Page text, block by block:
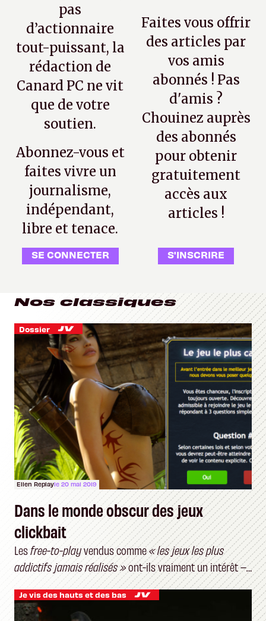
pas
d’actionnaire
tout-puissant, la
rédaction de
Canard PC ne vit
que de votre
soutien.
Abonnez-vous et
faites vivre un
journalisme,
indépendant,
libre et tenace.
SE CONNECTER
Faites vous offrir
des articles par
vos amis
abonnés ! Pas
d'amis ?
Chouinez auprès
des abonnés
pour obtenir
gratuitement
accès aux
articles !
S'INSCRIRE
Nos classiques
Dossier
Ellen Replayle 20 mai 2019
Dans le monde obscur des jeux
clickbait
Lesfree-to-playvendus comme« les jeux les plus
addictifs jamais réalisés »ont-ils vraiment un intérêt –
Je vis des hauts et des bas